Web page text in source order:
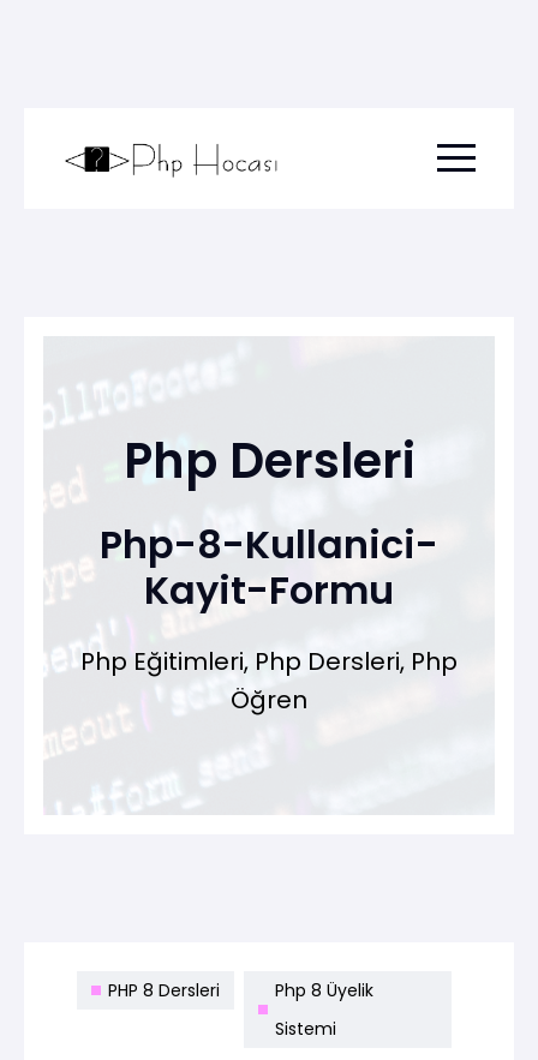
Menu
Php Dersleri
Php-8-Kullanici-
Kayit-Formu
Php Eğitimleri, Php Dersleri, Php
Öğren
PHP 8 Dersleri
Php 8 Üyelik
Sistemi